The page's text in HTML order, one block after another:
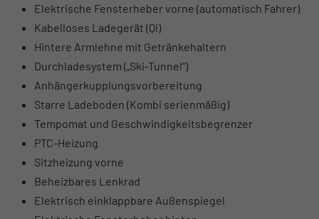
Elektrische Fensterheber vorne (automatisch Fahrer)
Kabelloses Ladegerät (Qi)
Hintere Armlehne mit Getränkehaltern
Durchladesystem („Ski-Tunnel“)
Anhängerkupplungsvorbereitung
Starre Ladeboden (Kombi serienmäßig)
Tempomat und Geschwindigkeitsbegrenzer
PTC-Heizung
Sitzheizung vorne
Beheizbares Lenkrad
Elektrisch einklappbare Außenspiegel